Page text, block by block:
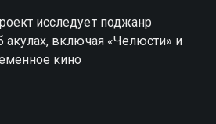
исследует поджанр
включая «Челюсти» и
кино